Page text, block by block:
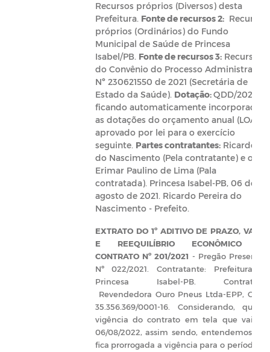
Recursos próprios (Diversos) desta
Prefeitura. Fonte de recursos 2:Recursos
próprios (Ordinários) do Fundo
Municipal de Saúde de Princesa
Isabel/PB. Fonte de recursos 3:Recursos
do Convênio do Processo Administrativo
Nº 230621550 de 2021 (Secretária de
Estado da Saúde). Dotação:QDD/2021,
ficando automaticamente incorporadas
as dotações do orçamento anual (LOA)
aprovado por lei para o exercício
seguinte. Partes contratantes:Ricardo P.
do Nascimento (Pela contratante) e o Sr.
Erimar Paulino de Lima (Pala
contratada). Princesa Isabel-PB, 06 de
agosto de 2021. Ricardo Pereira do
Nascimento - Prefeito.
EXTRATO DO 1º ADITIVO DE PRAZO, VALOR
E REEQUILÍBRIO ECONÔMICO DE
CONTRATO Nº 201/2021 - Pregão Presencial
Nº022/2021. Contratante: Prefeitura de
Princesa Isabel-PB.Contratada:
Revendedora Ouro Pneus Ltda-EPP, CNPJ:
35.356.369/0001-16. Considerando, que a
vigência do contrato em tela que vai até
06/08/2022, assim sendo, entendemos que
fica prorrogada a vigência para o período de